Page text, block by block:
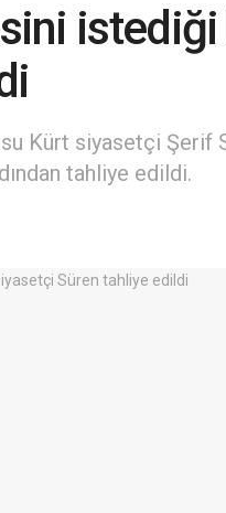
Kürt siyasetçi Şerif
tahliye edildi.